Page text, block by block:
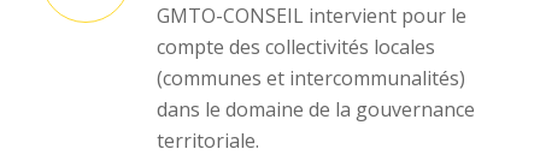
GMTO-CONSEIL intervient pour le
compte des collectivités locales
(communes et intercommunalités)
dans le domaine de la gouvernance
territoriale.